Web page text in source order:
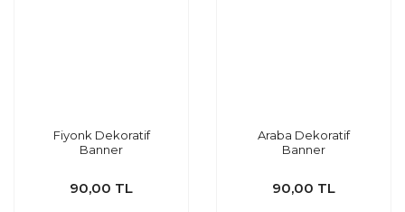
Fiyonk Dekoratif
Banner
90,00 TL
Araba Dekoratif
Banner
90,00 TL